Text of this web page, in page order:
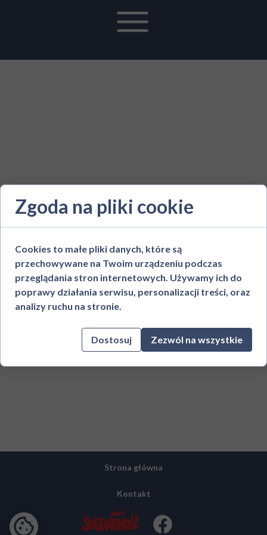
Strona główna
Kontakt
Zgoda na pliki cookie
Cookies to małe pliki danych, które są
przechowywane na Twoim urządzeniu podczas
przeglądania stron internetowych. Używamy ich do
poprawy działania serwisu, personalizacji treści, oraz
analizy ruchu na stronie.
Dostosuj Zezwól na wszystkie